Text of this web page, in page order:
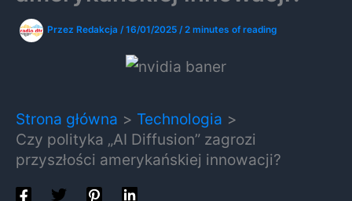
Przez Redakcja /16/01/2025 /2 minutes of reading
Strona główna
Technologia
Czy polityka „AI Diffusion” zagrozi
przyszłości amerykańskiej innowacji?